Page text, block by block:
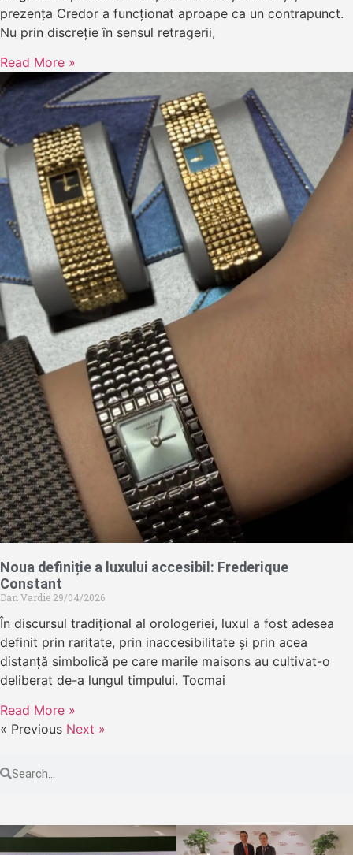
prezența Credor a funcționat aproape ca un contrapunct.
Nu prin discreție în sensul retragerii,
Read More »
Noua definiție a luxului accesibil: Frederique
Constant
Dan Vardie 29/04/2026
În discursul tradițional al orologeriei, luxul a fost adesea
definit prin raritate, prin inaccesibilitate și prin acea
distanță simbolică pe care marile maisons au cultivat-o
deliberat de-a lungul timpului. Tocmai
Read More »
« Previous Next »